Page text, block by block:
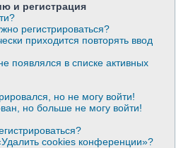
и регистрация
регистрироваться?
приходится повторять ввод
появлялся в списке активных
но не могу войти!
но больше не могу войти!
cookies конференции»?